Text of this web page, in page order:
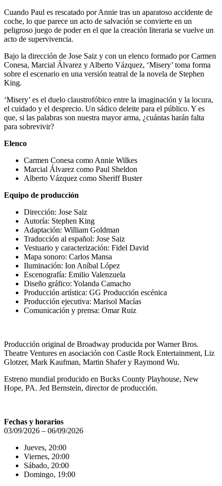
Cuando Paul es rescatado por Annie tras un aparatoso accidente de
coche, lo que parece un acto de salvación se convierte en un
peligroso juego de poder en el que la creación literaria se vuelve un
acto de supervivencia.
Bajo la dirección de Jose Saiz y con un elenco formado por Carmen
Conesa, Marcial Álvarez y Alberto Vázquez, ‘Misery’ toma forma
sobre el escenario en una versión teatral de la novela de Stephen
King.
‘Misery’ es el duelo claustrofóbico entre la imaginación y la locura,
el cuidado y el desprecio. Un sádico deleite para el público. Y es
que, si las palabras son nuestra mayor arma, ¿cuántas harán falta
para sobrevivir?
Elenco
Carmen Conesa como Annie Wilkes
Marcial Álvarez como Paul Sheldon
Alberto Vázquez como Sheriff Buster
Equipo de producción
Dirección: Jose Saiz
Autoría: Stephen King
Adaptación: William Goldman
Traducción al español: Jose Saiz
Vestuario y caracterización: Fidel David
Mapa sonoro: Carlos Mansa
Iluminación: Ion Aníbal López
Escenografía: Emilio Valenzuela
Diseño gráfico: Yolanda Camacho
Producción artística: GG Producción escénica
Producción ejecutiva: Marisol Macías
Comunicación y prensa: Omar Ruiz
Producción original de Broadway producida por Warner Bros.
Theatre Ventures en asociación con Castle Rock Entertainment, Liz
Glotzer, Mark Kaufman, Martin Shafer y Raymond Wu.
Estreno mundial producido en Bucks County Playhouse, New
Hope, PA. Jed Bernstein, director de producción.
Fechas y horarios
03/09/2026 – 06/09/2026
Jueves, 20:00
Viernes, 20:00
Sábado, 20:00
Domingo, 19:00